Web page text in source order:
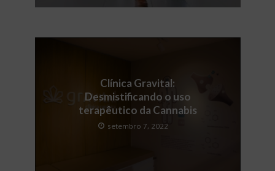
Clínica Gravital:
Desmistificando o uso
terapêutico da Cannabis
setembro 7, 2022